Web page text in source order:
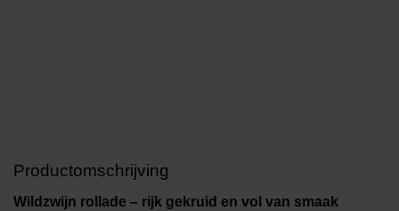
Productomschrijving
Wildzwijn rollade – rijk gekruid en vol van smaak